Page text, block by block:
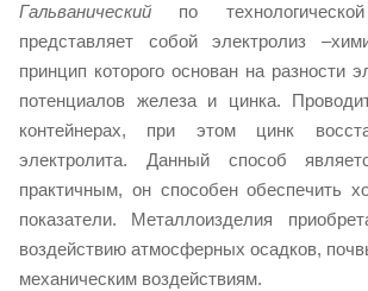
Гальванический по
представляет собой электролиз
принцип которого основан на разности
потенциалов железа и цинка.
контейнерах, при этом цинк
электролита. Данный способ
практичным, он способен обеспечить
показатели. Металлоизделия
воздействию атмосферных осадков,
механическим воздействиям.